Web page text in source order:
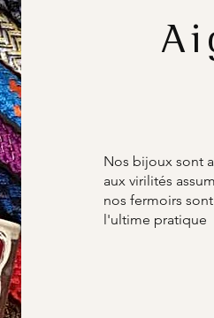
Nos bijoux sont
aux virilités
nos fermoirs
l'ultime pratique